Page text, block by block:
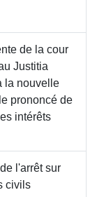
de la cour
Justitia
la nouvelle
prononcé de
intérêts
l'arrêt sur
civils